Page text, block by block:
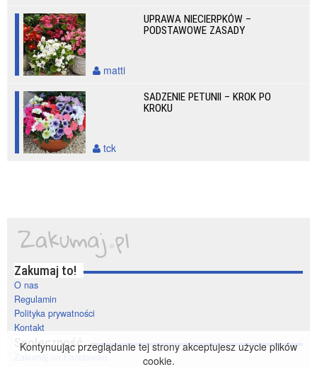
UPRAWA NIECIERPKÓW –
PODSTAWOWE ZASADY
matti
SADZENIE PETUNII – KROK PO
KROKU
tck
Zakumaj to!
O nas
Regulamin
Polityka prywatności
Kontakt
Społeczność
Zakumaj na Facebooku
Kontynuując przeglądanie tej strony akceptujesz użycie plików
cookie.